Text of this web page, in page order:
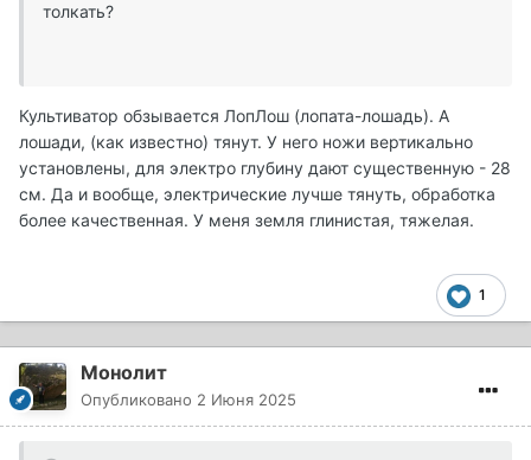
толкать?
Культиватор обзывается ЛопЛош (лопата-лошадь). А
лошади, (как известно) тянут. У него ножи вертикально
установлены, для электро глубину дают существенную - 28
см. Да и вообще, электрические лучше тянуть, обработка
более качественная. У меня земля глинистая, тяжелая.
1
Монолит
Опубликовано 2 Июня 2025